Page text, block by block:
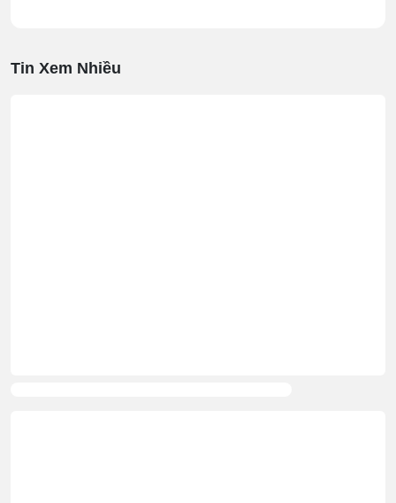
Tin Xem Nhiều